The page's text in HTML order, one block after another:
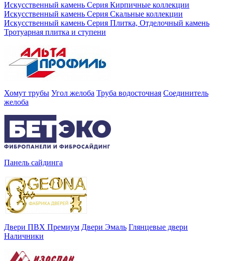
Искусственный камень Серия Кирпичные коллекции
Искусственный камень Серия Скальные коллекции
Искусственный камень Серия Плитка, Отделочный камень
Тротуарная плитка и ступени
Хомут трубы Угол желоба Труба водосточная Соединитель
желоба
Панель сайдинга
Двери ПВХ Премиум Двери Эмаль Глянцевые двери
Наличники